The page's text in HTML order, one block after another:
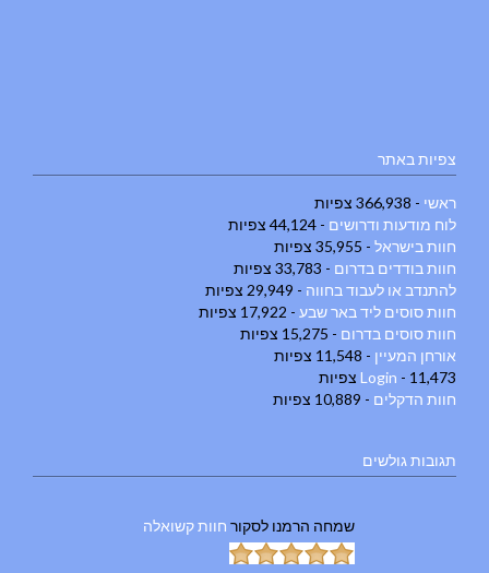
צפיות באתר
ראשי - 366,938 צפיות
לוח מודעות ודרושים - 44,124 צפיות
חוות בישראל - 35,955 צפיות
חוות בודדים בדרום - 33,783 צפיות
להתנדב או לעבוד בחווה - 29,949 צפיות
חוות סוסים ליד באר שבע - 17,922 צפיות
חוות סוסים בדרום - 15,275 צפיות
אורחן המעיין - 11,548 צפיות
Login - 11,473 צפיות
חוות הדקלים - 10,889 צפיות
תגובות גולשים
שמחה הרמנו לסקור חוות קשואלה